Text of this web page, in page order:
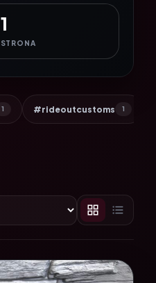
1
STRONA
1 #rideoutcustoms 1